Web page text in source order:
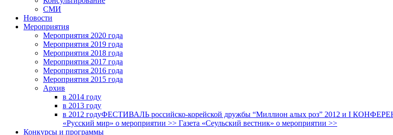
СМИ
Новости
Мероприятия
Мероприятия 2020 года
Мероприятия 2019 года
Мероприятия 2018 годa
Мероприятия 2017 года
Мероприятия 2016 года
Мероприятия 2015 года
Архив
в 2014 году
в 2013 году
в 2012 годуФЕСТИВАЛЬ российско-корейской дружбы “Миллион алых роз” 2012 и I
«Русский мир» о мероприятии >> Газета «Сеульский вестник» о мероприятии >>
Конкурсы и программы